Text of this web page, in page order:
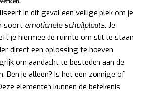
in dit geval een veilige plek om je
soort emotionele schuilplaats. Je
je hiermee de ruimte om stil te staan
direct een oplossing te hoeven
om aandacht te besteden aan de
Ben je alleen? Is het een zonnige of
elementen kunnen de betekenis